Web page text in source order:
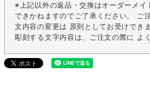
※上記以外の返品・交換はオーダーメイ
できかねますのでご了承ください。 ご
文内容の変更は 原則としてお受けでき
彫刻する文字内容は、ご注文の際に よ